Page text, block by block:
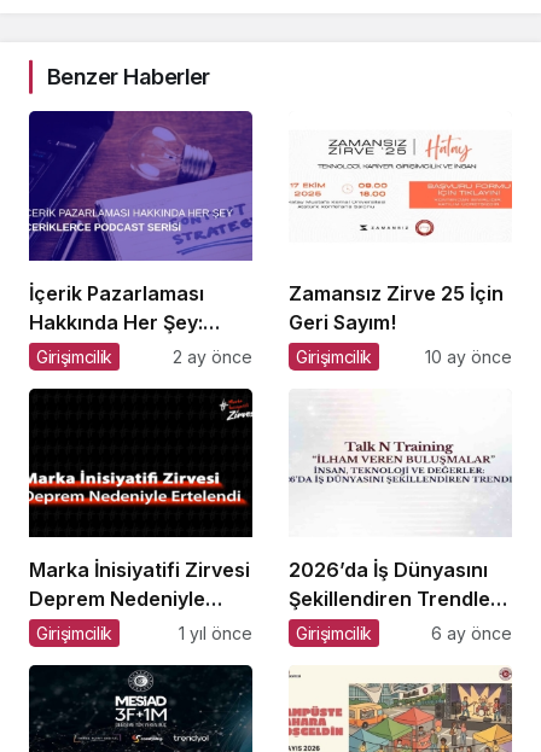
Benzer Haberler
İçerik Pazarlaması
Hakkında Her Şey:
İçeriklerce Podcast
Girişimcilik 2 ay önce
Zamansız Zirve 25 İçin
Geri Sayım!
Girişimcilik 10 ay önce
Marka İnisiyatifi Zirvesi
Deprem Nedeniyle
Ertelendi
Girişimcilik 1 yıl önce
2026’da İş Dünyasını
Şekillendiren Trendler
Talk N Training “İlham
Serisinde!
Girişimcilik 6 ay önce